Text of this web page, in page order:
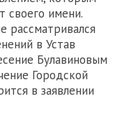
своего имени.
рассматривался
в Устав
Булавиновым
Городской
в заявлении